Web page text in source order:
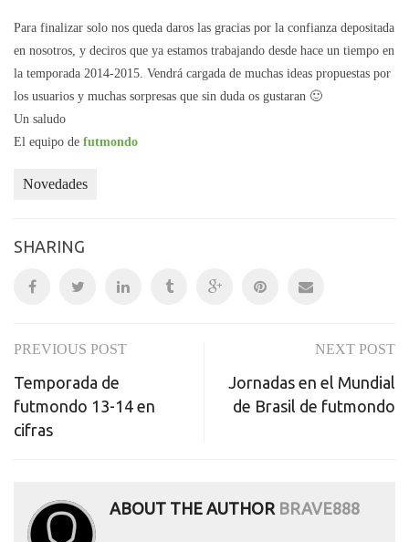
Para finalizar solo nos queda daros las gracias por la confianza depositada
en nosotros, y deciros que ya estamos trabajando desde hace un tiempo en
la temporada 2014-2015. Vendrá cargada de muchas ideas propuestas por
los usuarios y muchas sorpresas que sin duda os gustaran 🙂
Un saludo
El equipo de futmondo
Novedades
SHARING
Post
navigation
PREVIOUS POST
Temporada de
futmondo 13-14 en
cifras
NEXT POST
Jornadas en el Mundial
de Brasil de futmondo
ABOUT THE AUTHOR BRAVE888